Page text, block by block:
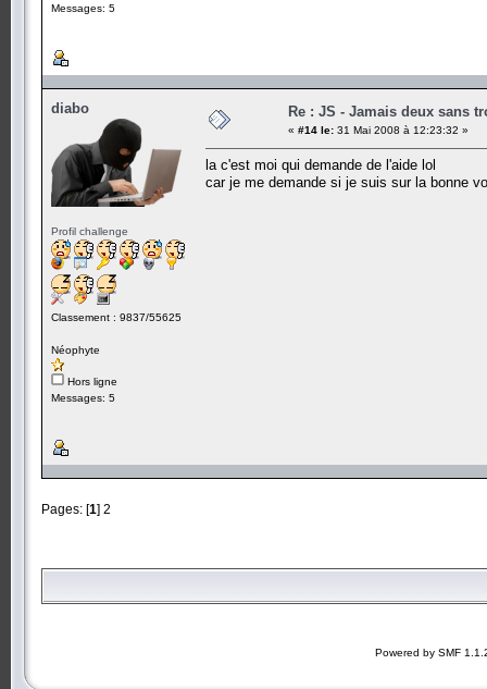
Messages: 5
diabo
Profil challenge
Classement : 9837/55625
Néophyte
Hors ligne
Messages: 5
Re : JS - Jamais deux sans
« #14 le: 31 Mai 2008 à 12:23:32 »
la c'est moi qui demande de l'aide lol
car je me demande si je suis sur la bonne
Pages: [1] 2
Powered by SMF